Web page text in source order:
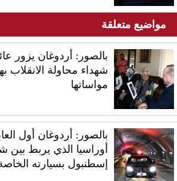
مواضيع متعلقة
بالصور: أردوغان يزور
شهداء محاولة الانقلاب
مواساتها
بالصور: أردوغان أول
أوراسيا الذي يربط
إسطنبول بسيارته